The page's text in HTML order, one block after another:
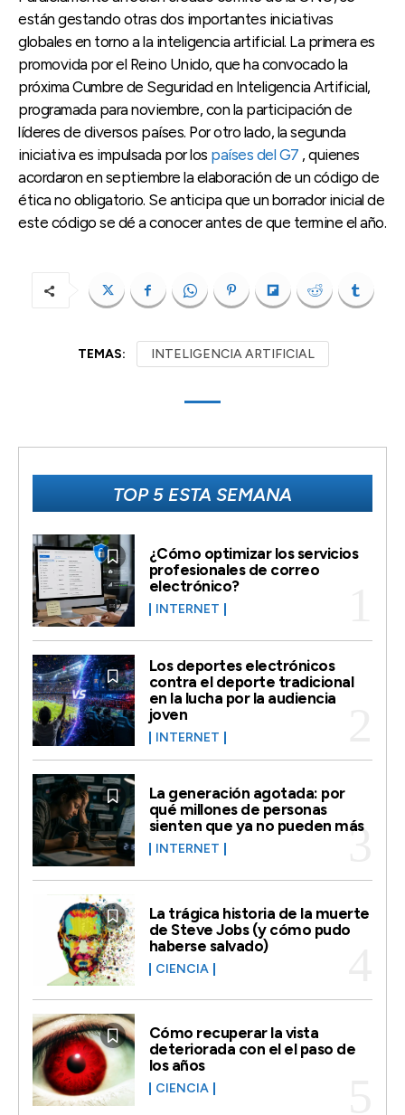
están gestando otras dos importantes iniciativas
globales en torno a la inteligencia artificial. La primera es
promovida por el Reino Unido, que ha convocado la
próxima Cumbre de Seguridad en Inteligencia Artificial,
programada para noviembre, con la participación de
líderes de diversos países. Por otro lado, la segunda
iniciativa es impulsada por los países del G7 , quienes
acordaron en septiembre la elaboración de un código de
ética no obligatorio. Se anticipa que un borrador inicial de
este código se dé a conocer antes de que termine el año.
TEMAS: INTELIGENCIA ARTIFICIAL
TOP 5 ESTA SEMANA
¿Cómo optimizar los servicios
profesionales de correo
electrónico?
INTERNET
Los deportes electrónicos
contra el deporte tradicional
en la lucha por la audiencia
joven
INTERNET
La generación agotada: por
qué millones de personas
sienten que ya no pueden más
INTERNET
La trágica historia de la muerte
de Steve Jobs (y cómo pudo
haberse salvado)
CIENCIA
Cómo recuperar la vista
deteriorada con el el paso de
los años
CIENCIA